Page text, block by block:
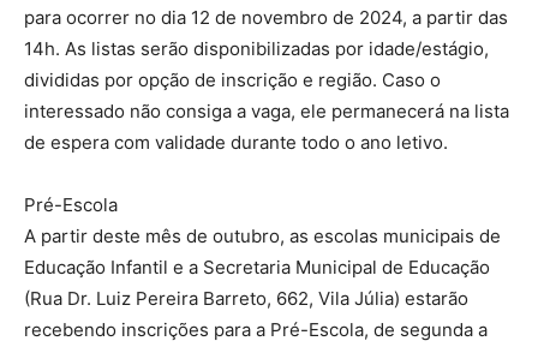
para ocorrer no dia 12 de novembro de 2024, a partir das
14h. As listas serão disponibilizadas por idade/estágio,
divididas por opção de inscrição e região. Caso o
interessado não consiga a vaga, ele permanecerá na lista
de espera com validade durante todo o ano letivo.
Pré-Escola
A partir deste mês de outubro, as escolas municipais de
Educação Infantil e a Secretaria Municipal de Educação
(Rua Dr. Luiz Pereira Barreto, 662, Vila Júlia) estarão
recebendo inscrições para a Pré-Escola, de segunda a